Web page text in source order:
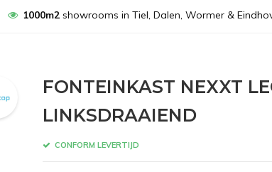
1000m2showrooms in Tiel, Dalen, Wormer &
FONTEINKAST NEXXT
LINKSDRAAIEND
CONFORM LEVERTIJD